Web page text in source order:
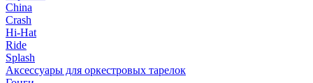
China
Crash
Hi-Hat
Ride
Splash
Аксессуары для оркестровых тарелок